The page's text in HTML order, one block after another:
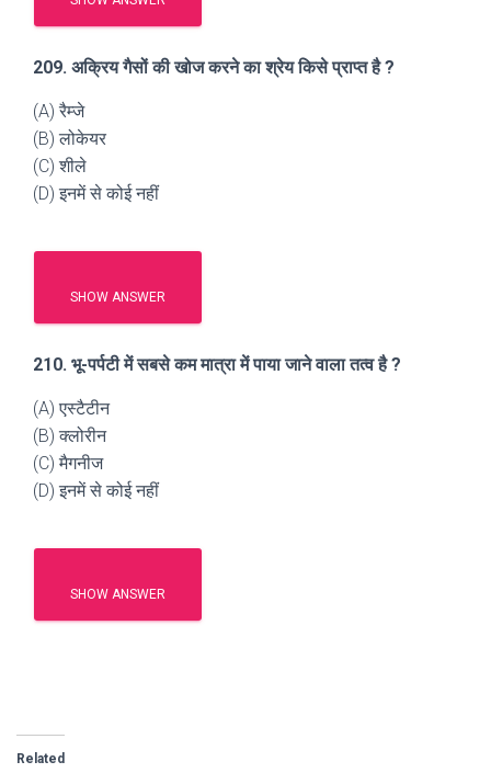
209. अक्रिय गैसों की खोज करने का श्रेय किसे प्राप्त है ?
(A) रैम्जे
(B) लोकेयर
(C) शीले
(D) इनमें से कोई नहीं
SHOW ANSWER
210. भू-पर्पटी में सबसे कम मात्रा में पाया जाने वाला तत्व है ?
(A) एस्टैटीन
(B) क्लोरीन
(C) मैगनीज
(D) इनमें से कोई नहीं
SHOW ANSWER
Related